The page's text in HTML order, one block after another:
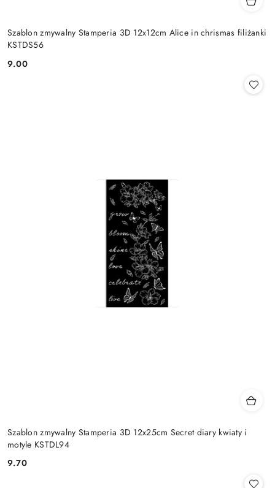
Szablon zmywalny Stamperia 3D 12x12cm Alice in chrismas filiżanki
KSTDS56
Cena:
9.00
Szablon zmywalny Stamperia 3D 12x25cm Secret diary kwiaty i
motyle KSTDL94
Cena:
9.70